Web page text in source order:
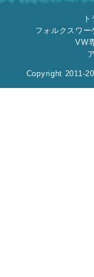
フォルクスワー
VW
Copyright 2011-